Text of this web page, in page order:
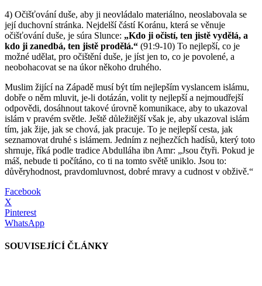
4) Očišťování duše, aby ji neovládalo materiálno, neoslabovala se
její duchovní stránka. Nejdelší částí Koránu, která se věnuje
očišťování duše, je súra Slunce: „Kdo ji očistí, ten jistě vydělá, a
kdo ji zanedbá, ten jistě prodělá.“ (91:9-10) To nejlepší, co je
možné udělat, pro očištění duše, je jíst jen to, co je povolené, a
neobohacovat se na úkor někoho druhého.
Muslim žijící na Západě musí být tím nejlepším vyslancem islámu,
dobře o něm mluvit, je-li dotázán, volit ty nejlepší a nejmoudřejší
odpovědi, dosáhnout takové úrovně komunikace, aby to ukazoval
islám v pravém světle. Ještě důležitější však je, aby ukazoval islám
tím, jak žije, jak se chová, jak pracuje. To je nejlepší cesta, jak
seznamovat druhé s islámem. Jedním z nejhezčích hadísů, který toto
shrnuje, říká podle tradice Abdulláha ibn Amr: „Jsou čtyři. Pokud je
máš, nebude ti počítáno, co ti na tomto světě uniklo. Jsou to:
důvěryhodnost, pravdomluvnost, dobré mravy a cudnost v obživě.“
Facebook
X
Pinterest
WhatsApp
SOUVISEJÍCÍ ČLÁNKY